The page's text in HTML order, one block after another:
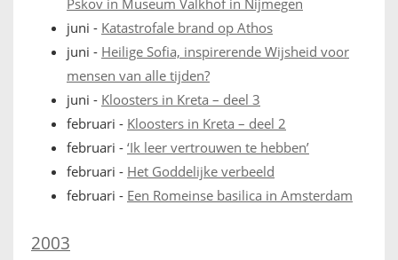
juni - Katastrofale brand op Athos
juni - Heilige Sofia, inspirerende Wijsheid voor
mensen van alle tijden?
juni - Kloosters in Kreta – deel 3
februari - Kloosters in Kreta – deel 2
februari - ‘Ik leer vertrouwen te hebben’
februari - Het Goddelijke verbeeld
februari - Een Romeinse basilica in Amsterdam
2003